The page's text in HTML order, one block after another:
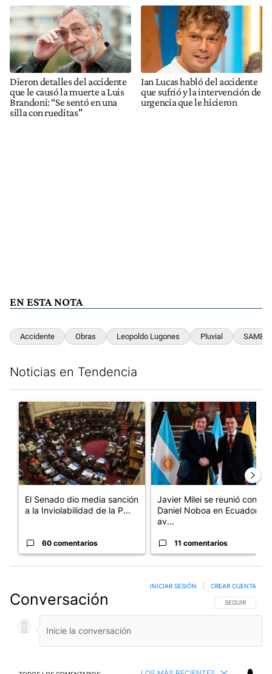
Dieron detalles del accidente
que le causó la muerte a Luis
Brandoni: “Se sentó en una
silla con rueditas"
Ian Lucas habló del accidente
que sufrió y la intervención de
urgencia que le hicieron
EN ESTA NOTA
Accidente Obras Leopoldo Lugones Pluvial SAME
Noticias en Tendencia
Un artículo de tendencia con el título "El Senado dio media
El Senado dio media sanción
a la Inviolabilidad de la P...
60 comentarios
Un artículo de tendencia con
Javier Milei se reunió con
Daniel Noboa en Ecuador y
av...
11 comentarios
Conversación SIGA ESTA
SEGUIR
INICIAR SESIÓN CREAR CUENTA